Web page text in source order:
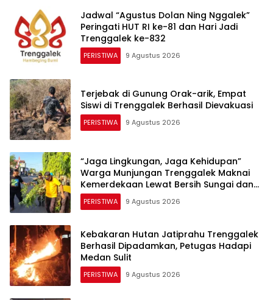
Jadwal “Agustus Dolan Ning Nggalek”
Peringati HUT RI ke-81 dan Hari Jadi
Trenggalek ke-832
PERISTIWA 9 Agustus 2026
Terjebak di Gunung Orak-arik, Empat
Siswi di Trenggalek Berhasil Dievakuasi
PERISTIWA 9 Agustus 2026
“​Jaga Lingkungan, Jaga Kehidupan”
Warga Munjungan Trenggalek Maknai
Kemerdekaan Lewat Bersih Sungai dan
Donor Darah
PERISTIWA 9 Agustus 2026
Kebakaran Hutan Jatiprahu Trenggalek
Berhasil Dipadamkan, Petugas Hadapi
Medan Sulit
PERISTIWA 9 Agustus 2026